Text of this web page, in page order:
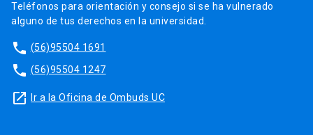
Teléfonos para orientación y consejo si se ha vulnerado
alguno de tus derechos en la universidad.
phone (56)95504 1691
phone (56)95504 1247
launch Ir a la Oficina de Ombuds UC